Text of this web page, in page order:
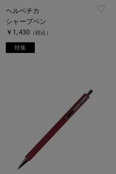
ヘルベチカ
シャープペン
￥1,430 （税込）
特集